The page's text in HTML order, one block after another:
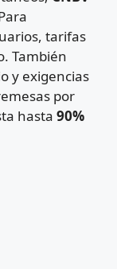
tarifas
También
y exigencias
por
hasta 90%